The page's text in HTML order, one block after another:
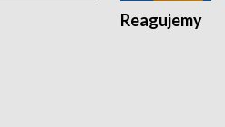
Reagujemy